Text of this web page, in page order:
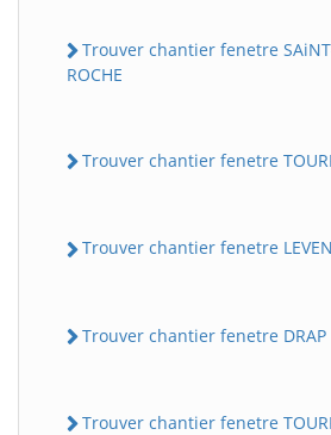
Trouver chantier fenetre
ROCHE
Trouver chantier fenetre
Trouver chantier fenetre
Trouver chantier fenetre DRAP
Trouver chantier fenetre